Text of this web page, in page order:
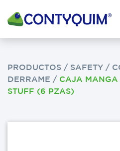
PRODUCTOS / SAFETY /
DERRAME / CAJA MANGA
STUFF (6 PZAS)